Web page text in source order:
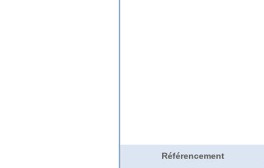
Référencement